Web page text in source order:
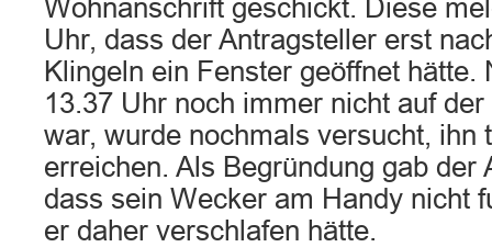
Wohnanschrift geschickt. Diese
Uhr, dass der Antragsteller erst
Klingeln ein Fenster geöffnet hätte.
13.37 Uhr noch immer nicht auf
war, wurde nochmals versucht, ihn
erreichen. Als Begründung gab der
dass sein Wecker am Handy nicht
er daher verschlafen hätte.